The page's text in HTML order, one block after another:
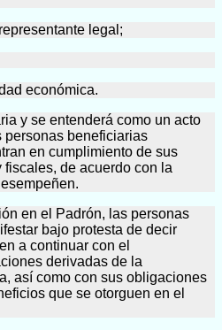
legal;
económica.
y se entenderá como un acto
personas beneficiarias
en cumplimiento de sus
de acuerdo con la
en el Padrón, las personas
bajo protesta de decir
a continuar con el
derivadas de la
así como con sus obligaciones
que se otorguen en el